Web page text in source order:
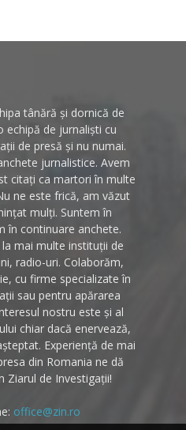
tânără și dornică de
echipă de jurnaliști cu
de presă și nu numai.
jurnalistice. Avem
citați ca martori în multe
ne este frică, am văzut
mulți. Suntem în
în continuare anchete.
mai multe instituții de
radio-uri. Colaborăm,
cu firme specializate în
sau pentru apărarea
nostru este și al
chiar dacă enervează,
Experiență de mai
din Romania ne dă
Ziarul de Investigații!
office@zin.ro